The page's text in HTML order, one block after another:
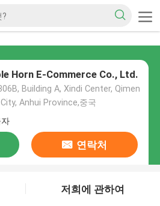
Horn E-Commerce Co., Ltd.
Building A, Xindi Center, Qimen
Anhui Province,중국
연락처
저희에 관하여